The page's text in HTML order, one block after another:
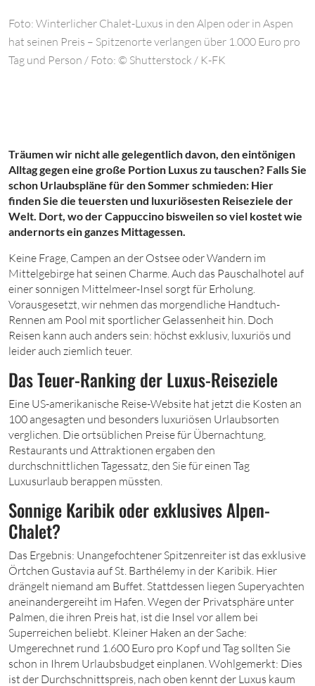
Foto: Winterlicher Chalet-Luxus in den Alpen oder in Aspen
hat seinen Preis – Spitzenorte verlangen über 1.000 Euro pro
Tag und Person / Foto: © Shutterstock / K-FK
Träumen wir nicht alle gelegentlich davon, den eintönigen
Alltag gegen eine große Portion Luxus zu tauschen? Falls Sie
schon Urlaubspläne für den Sommer schmieden: Hier
finden Sie die teuersten und luxuriösesten Reiseziele der
Welt. Dort, wo der Cappuccino bisweilen so viel kostet wie
andernorts ein ganzes Mittagessen.
Keine Frage, Campen an der Ostsee oder Wandern im
Mittelgebirge hat seinen Charme. Auch das Pauschalhotel auf
einer sonnigen Mittelmeer-Insel sorgt für Erholung.
Vorausgesetzt, wir nehmen das morgendliche Handtuch-
Rennen am Pool mit sportlicher Gelassenheit hin. Doch
Reisen kann auch anders sein: höchst exklusiv, luxuriös und
leider auch ziemlich teuer.
Das Teuer-Ranking der Luxus-Reiseziele
Eine US-amerikanische Reise-Website hat jetzt die Kosten an
100 angesagten und besonders luxuriösen Urlaubsorten
verglichen. Die ortsüblichen Preise für Übernachtung,
Restaurants und Attraktionen ergaben den
durchschnittlichen Tagessatz, den Sie für einen Tag
Luxusurlaub berappen müssten.
Sonnige Karibik oder exklusives Alpen-
Chalet?
Das Ergebnis: Unangefochtener Spitzenreiter ist das exklusive
Örtchen Gustavia auf St. Barthélemy in der Karibik. Hier
drängelt niemand am Buffet. Stattdessen liegen Superyachten
aneinandergereiht im Hafen. Wegen der Privatsphäre unter
Palmen, die ihren Preis hat, ist die Insel vor allem bei
Superreichen beliebt. Kleiner Haken an der Sache:
Umgerechnet rund 1.600 Euro pro Kopf und Tag sollten Sie
schon in Ihrem Urlaubsbudget einplanen. Wohlgemerkt: Dies
ist der Durchschnittspreis, nach oben kennt der Luxus kaum